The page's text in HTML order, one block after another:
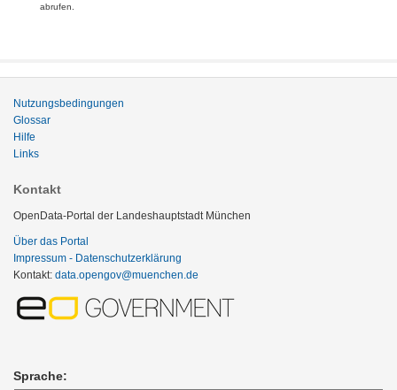
abrufen.
Nutzungsbedingungen
Glossar
Hilfe
Links
Kontakt
OpenData-Portal der Landeshauptstadt München
Über das Portal
Impressum - Datenschutzerklärung
Kontakt: data.opengov@muenchen.de
Sprache